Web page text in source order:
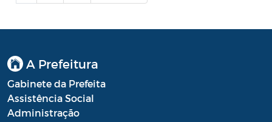
Processo Seletivo
Processo Seletivo Secretaria de Educação
Pronunciamento do Dirigente
A Prefeitura
Gabinete da Prefeita
Assistência Social
Administração